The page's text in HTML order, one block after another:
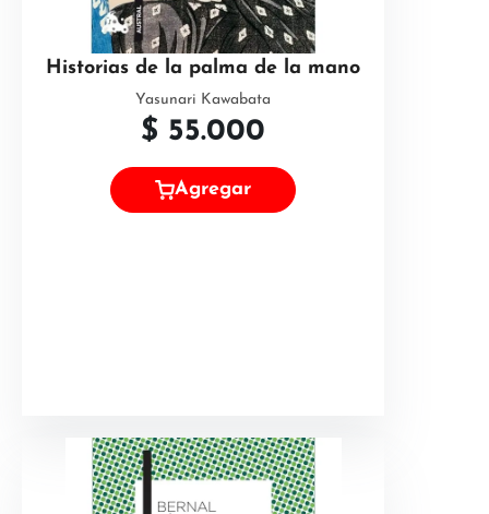
Historias de la palma de la mano
Yasunari Kawabata
$ 55.000
Agregar